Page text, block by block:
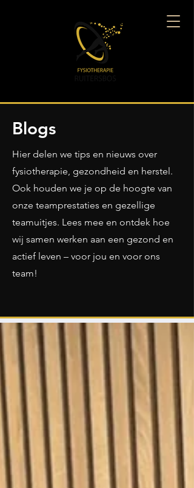
Blogs
Hier delen we tips en nieuws over
fysiotherapie, gezondheid en herstel.
Ook houden we je op de hoogte van
onze teamprestaties en gezellige
teamuitjes. Lees mee en ontdek hoe
wij samen werken aan een gezond en
actief leven – voor jou en voor ons
team!